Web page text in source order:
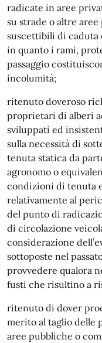
radicate in aree
su strade o altre aree
suscettibili di caduta
in quanto i rami,
passaggio
incolumità;
ritenuto doveroso
proprietari di alberi
sviluppati ed
sulla necessità di
tenuta statica da
agronomo o
condizioni di tenuta e
relativamente al
del punto di
di circolazione
considerazione
sottoposte nel
provvedere qualora
fusti che risultino a
ritenuto di dover
merito al taglio delle
aree pubbliche o